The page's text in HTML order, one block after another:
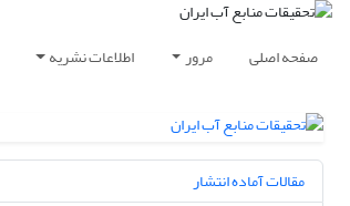
صفحه اصلی مرور اطلاعات نشریه
مقالات آماده انتشار